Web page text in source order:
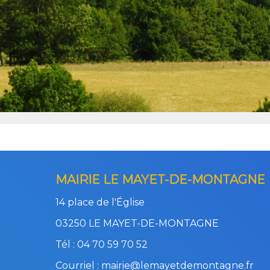
MAIRIE LE MAYET-DE-MONTAGNE
14 place de l'Église
03250 LE MAYET-DE-MONTAGNE
Tél : 04 70 59 70 52
Courriel : mairie@lemayetdemontagne.fr